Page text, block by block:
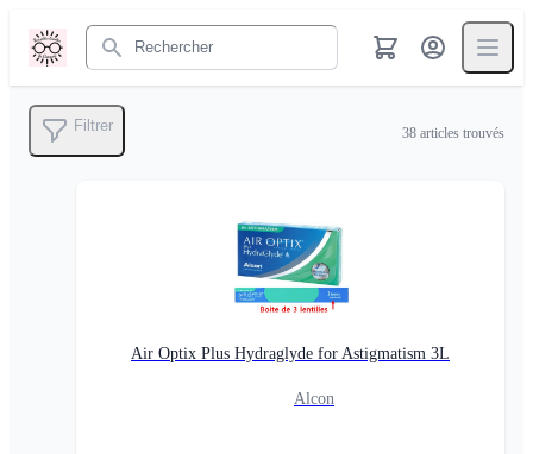
Rechercher
Filtrer 38 articles trouvés
Air Optix Plus Hydraglyde for Astigmatism 3L
Alcon